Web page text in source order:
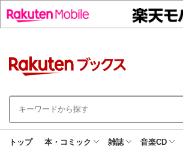
トップ 本・コミック 雑誌 音楽CD